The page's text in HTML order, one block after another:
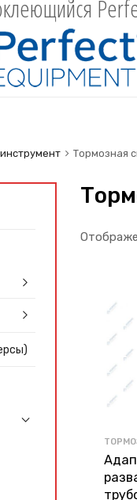
Тормозная